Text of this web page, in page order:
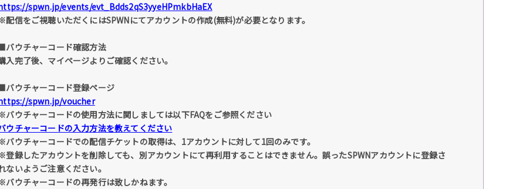
spwn.jp/events/evt_Bdds2qS3yyeHPmkbHaEX
配信をご視聴いただくにはSPWNにてアカウントの作成(無料)が必要となります。
バウチャーコード確認方法
入完了後、マイページよりご確認ください。
バウチャーコード登録ページ
spwn.jp/voucher
バウチャーコードの使用方法に関しましては以下FAQをご参照ください
ウチャーコードの入力方法を教えてください
バウチャーコードでの配信チケットの取得は、1アカウントに対して1回のみです。
登録したアカウントを削除しても、別アカウントにて再利用することはできません。誤ったSPWNアカウントに登録さ
ないようご注意ください。
バウチャーコードの再発行は致しかねます。